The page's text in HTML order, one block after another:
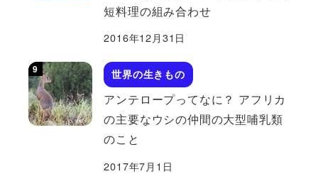
短料理の組み合わせ
2016年12月31日
世界の生きもの
アンテロープってなに？ アフリカ
の主要なウシの仲間の大型哺乳類
のこと
2017年7月1日